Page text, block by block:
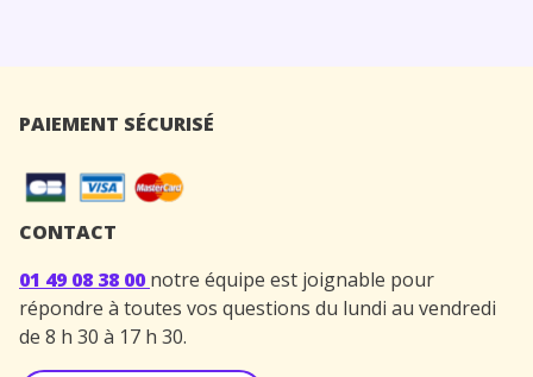
PAIEMENT SÉCURISÉ
CONTACT
01 49 08 38 00 notre équipe est joignable pour
répondre à toutes vos questions du lundi au vendredi
de 8 h 30 à 17 h 30.